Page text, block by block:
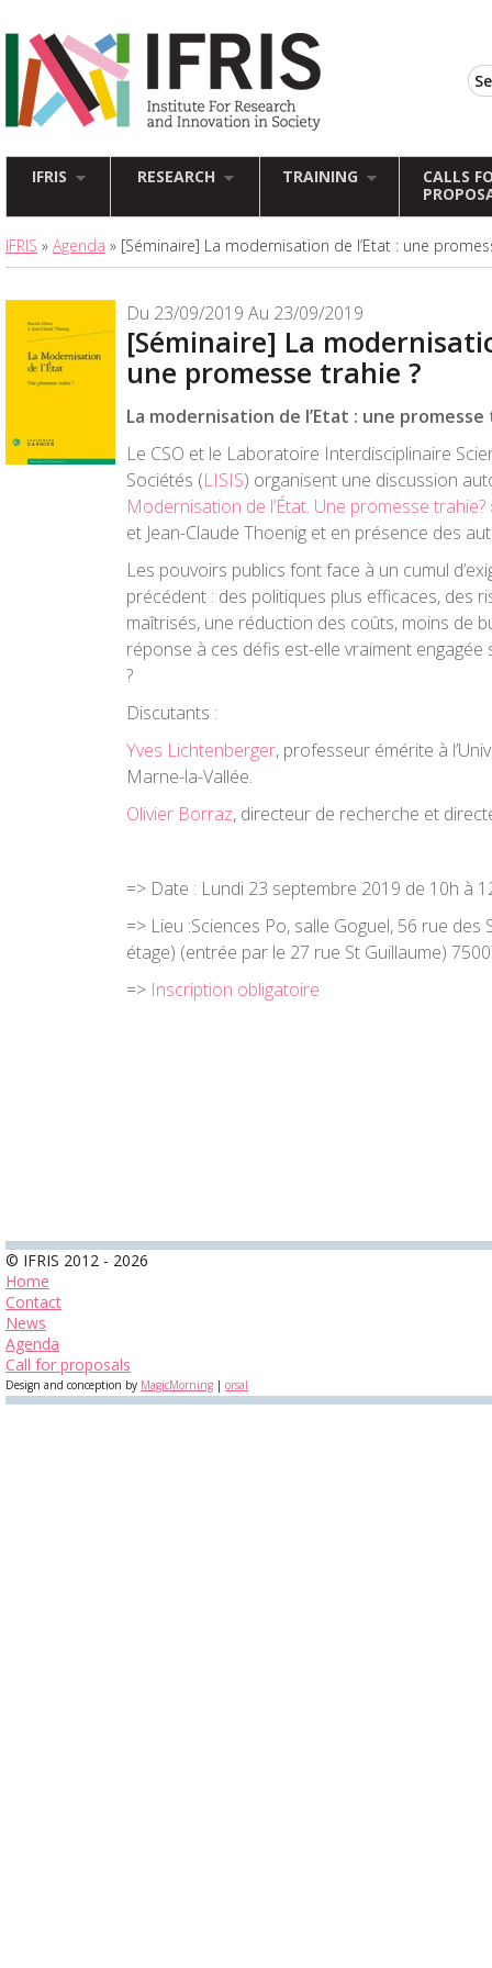
IFRIS RESEARCH TRAINING
CALLS
IFRIS » Agenda » [Séminaire] La modernisation de l’Etat : une
Du 23/09/2019 Au 23/09/2019
[Séminaire] La
une promesse trahie ?
La modernisation de l’Etat : une promesse
Le CSO et le Laboratoire Interdisciplinaire
Sociétés (LISIS) organisent une discussion
Modernisation de l’État. Une promesse trahie?
et Jean-Claude Thoenig et en présence des
Les pouvoirs publics font face à un cumul
précédent : des politiques plus efficaces, des
maîtrisés, une réduction des coûts, moins de
réponse à ces défis est-elle vraiment
?
Discutants :
Yves Lichtenberger, professeur émérite à
Marne-la-Vallée.
Olivier Borraz, directeur de recherche et
=> Date : Lundi 23 septembre 2019 de 10h à
=> Lieu :Sciences Po, salle Goguel, 56 rue des
étage) (entrée par le 27 rue St Guillaume)
=> Inscription obligatoire
© IFRIS 2012 - 2026
Home
Contact
News
Agenda
Call for proposals
Design and conception by MagicMorning | orsal